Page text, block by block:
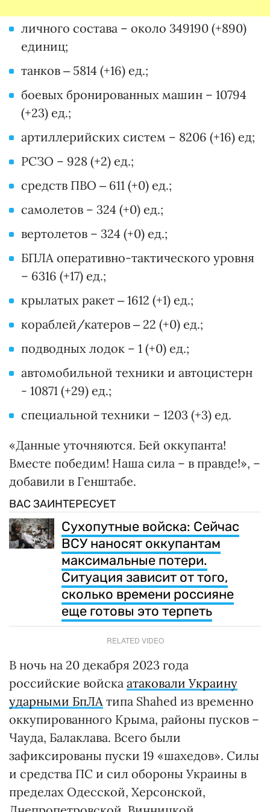
личного состава – около 349190 (+890)
единиц;
танков ‒ 5814 (+16) ед.;
боевых бронированных машин – 10794
(+23) ед.;
артиллерийских систем – 8206 (+16) ед;
РСЗО – 928 (+2) ед.;
средств ПВО ‒ 611 (+0) ед.;
самолетов – 324 (+0) ед.;
вертолетов – 324 (+0) ед.;
БПЛА оперативно-тактического уровня
– 6316 (+17) ед.;
крылатых ракет ‒ 1612 (+1) ед.;
кораблей/катеров ‒ 22 (+0) ед.;
подводных лодок – 1 (+0) ед.;
автомобильной техники и автоцистерн
- 10871 (+29) ед.;
специальной техники – 1203 (+3) ед.
«Данные уточняются. Бей оккупанта!
Вместе победим! Наша сила – в правде!», –
добавили в Генштабе.
ВАС ЗАИНТЕРЕСУЕТ
Сухопутные войска: Сейчас
ВСУ наносят оккупантам
максимальные потери.
Ситуация зависит от того,
сколько времени россияне
еще готовы это терпеть
RELATED VIDEO
В ночь на 20 декабря 2023 года
российские войска атаковали Украину
ударными БпЛА типа Shahed из временно
оккупированного Крыма, районы пусков –
Чауда, Балаклава. Всего были
зафиксированы пуски 19 «шахедов». Силы
и средства ПС и сил обороны Украины в
пределах Одесской, Херсонской,